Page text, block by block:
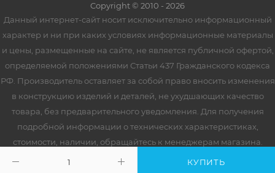
КУПИТЬ
Copyright © 2010 - 2026
Данный интернет-сайт носит исключительно информационный
характер и ни при каких условиях информационные материалы
и цены, размещенные на сайте, не является публичной офертой,
определяемой положениями Статьи 437 Гражданского кодекса
РФ. Производитель оставляет за собой право вносить изменения
в конструкцию изделий и деталей, не ухудшающих качество
товара, без предварительного уведомления. Для получения
подробной информации о технических характеристиках,
стоимости, наличии, обращайтесь к менеджерам магазина.